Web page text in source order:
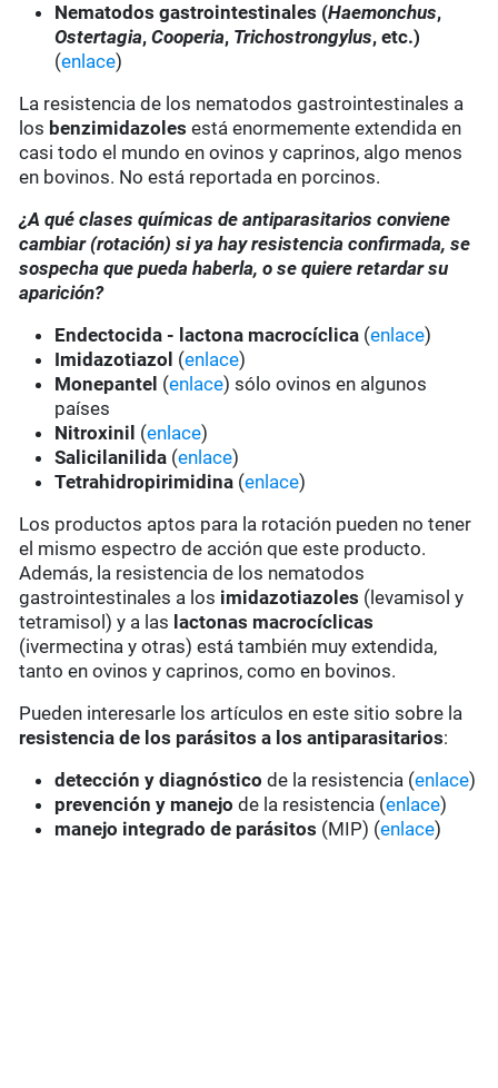
Nematodos gastrointestinales (Haemonchus,
Ostertagia,Cooperia, Trichostrongylus, etc.)
(enlace)
La resistencia de los nematodos gastrointestinales a
los benzimidazoles está enormemente extendida en
casi todo el mundo en ovinos y caprinos, algo menos
en bovinos. No está reportada en porcinos.
¿A qué clases químicas de antiparasitarios conviene
cambiar (rotación) si ya hay resistencia confirmada, se
sospecha que pueda haberla, o se quiere retardar su
aparición?
Endectocida - lactona macrocíclica (enlace)
Imidazotiazol (enlace)
Monepantel (enlace) sólo ovinos en algunos
países
Nitroxinil (enlace)
Salicilanilida (enlace)
Tetrahidropirimidina (enlace)
Los productos aptos para la rotación pueden no tener
el mismo espectro de acción que este producto.
Además, la resistencia de los nematodos
gastrointestinales a los imidazotiazoles (levamisol y
tetramisol) y a las lactonas macrocíclicas
(ivermectina y otras) está también muy extendida,
tanto en ovinos y caprinos, como en bovinos.
Pueden interesarle los artículos en este sitio sobre la
resistencia de los parásitos a los antiparasitarios:
detección y diagnóstico de la resistencia (enlace)
prevención y manejo de la resistencia (enlace)
manejo integrado de parásitos (MIP) (enlace)